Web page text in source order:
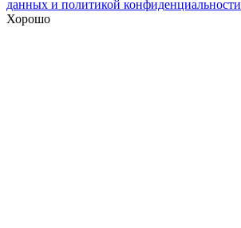
данных и политикой конфиденциальности
Хорошо